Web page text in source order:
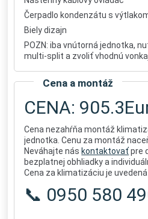
Čerpadlo kondenzátu s
Biely dizajn
POZN: iba vnútorná jednotka,
multi-split a zvoliť vhodnú
Cena a montáž
CENA:
Cena nezahŕňa montáž
jednotka. Cenu za montáž
Neváhajte nás kontaktovaťpre
bezplatnej obhliadky a
Cena za klimatizáciu je uvedená
📞 0950 580